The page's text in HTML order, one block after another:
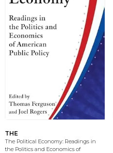
THE
The Political Economy: Readings in
the Politics and Economics of